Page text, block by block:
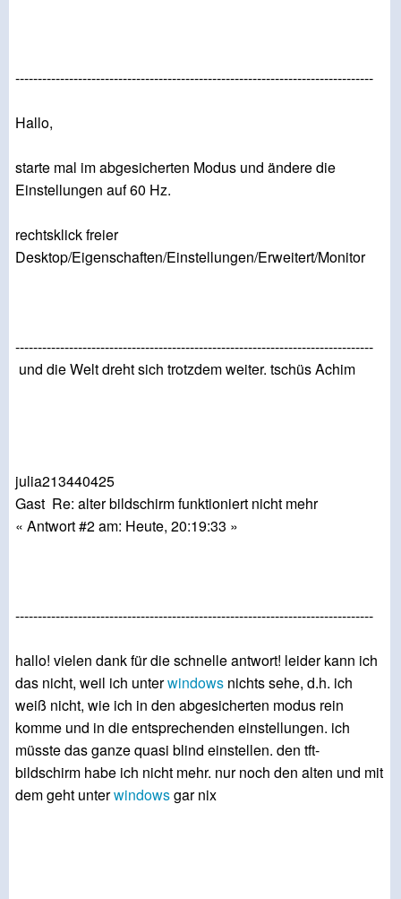
--------------------------------------------------------------------------------
Hallo,
starte mal im abgesicherten Modus und ändere die
Einstellungen auf 60 Hz.
rechtsklick freier
Desktop/Eigenschaften/Einstellungen/Erweitert/Monitor
--------------------------------------------------------------------------------
und die Welt dreht sich trotzdem weiter. tschüs Achim
julia213440425
Gast Re: alter bildschirm funktioniert nicht mehr
« Antwort #2 am: Heute, 20:19:33 »
--------------------------------------------------------------------------------
hallo! vielen dank für die schnelle antwort! leider kann ich
das nicht, weil ich unterwindows nichts sehe, d.h. ich
weiß nicht, wie ich in den abgesicherten modus rein
komme und in die entsprechenden einstellungen. ich
müsste das ganze quasi blind einstellen. den tft-
bildschirm habe ich nicht mehr. nur noch den alten und mit
dem geht unterwindowsgar nix